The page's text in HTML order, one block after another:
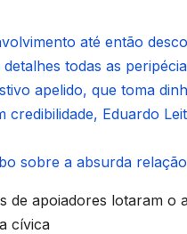
até então
todas as
apelido, que toma
credibilidade, Eduardo
sobre a absurda
de apoiadores lotaram
cívica